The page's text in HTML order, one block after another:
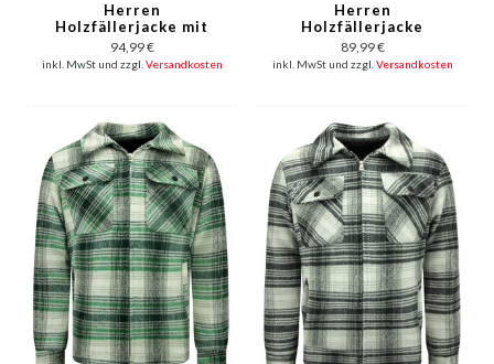
Herren
Holzfällerjacke mit
Kapuze -7969 -
Schwarz
94,99 €
inkl. MwSt und zzgl. Versandkosten
Herren
Holzfällerjacke
gefüttert mit Zipper
-7088 - Braun
89,99 €
inkl. MwSt und zzgl. Versandkosten